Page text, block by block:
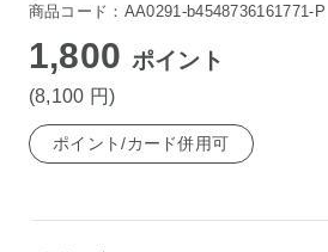
商品コード：AA0291-b4548736161771-P
1,800 ポイント
(8,100 円)
ポイント/カード併用可